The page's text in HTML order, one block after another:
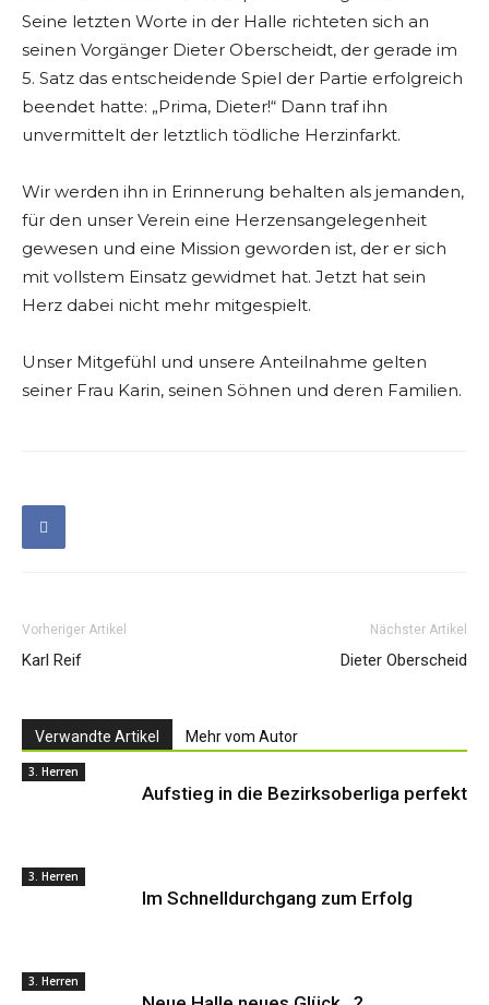
Seine letzten Worte in der Halle richteten sich an
seinen Vorgänger Dieter Oberscheidt, der gerade im
5. Satz das entscheidende Spiel der Partie erfolgreich
beendet hatte: „Prima, Dieter!“ Dann traf ihn
unvermittelt der letztlich tödliche Herzinfarkt.
Wir werden ihn in Erinnerung behalten als jemanden,
für den unser Verein eine Herzensangelegenheit
gewesen und eine Mission geworden ist, der er sich
mit vollstem Einsatz gewidmet hat. Jetzt hat sein
Herz dabei nicht mehr mitgespielt.
Unser Mitgefühl und unsere Anteilnahme gelten
seiner Frau Karin, seinen Söhnen und deren Familien.
Vorheriger Artikel
Karl Reif
Nächster Artikel
Dieter Oberscheid
Verwandte Artikel Mehr vom Autor
3. Herren
Aufstieg in die Bezirksoberliga perfekt
3. Herren
Im Schnelldurchgang zum Erfolg
3. Herren